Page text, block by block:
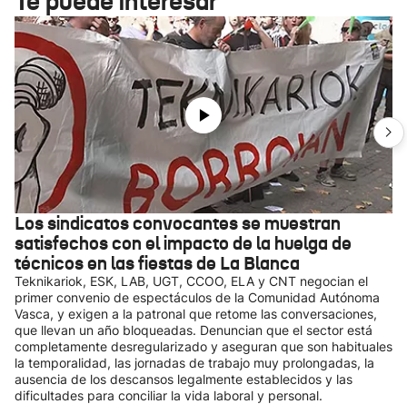
Los sindicatos convocantes se muestran
satisfechos con el impacto de la huelga de
técnicos en las fiestas de La Blanca
Teknikariok, ESK, LAB, UGT, CCOO, ELA y CNT negocian el
primer convenio de espectáculos de la Comunidad Autónoma
Vasca, y exigen a la patronal que retome las conversaciones,
que llevan un año bloqueadas. Denuncian que el sector está
completamente desregularizado y aseguran que son habituales
la temporalidad, las jornadas de trabajo muy prolongadas, la
ausencia de los descansos legalmente establecidos y las
dificultades para conciliar la vida laboral y personal.